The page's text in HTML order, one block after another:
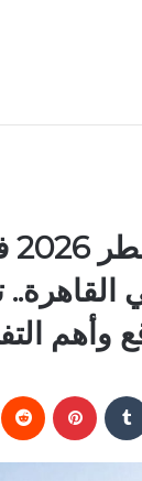
وأهم
بينتيريست